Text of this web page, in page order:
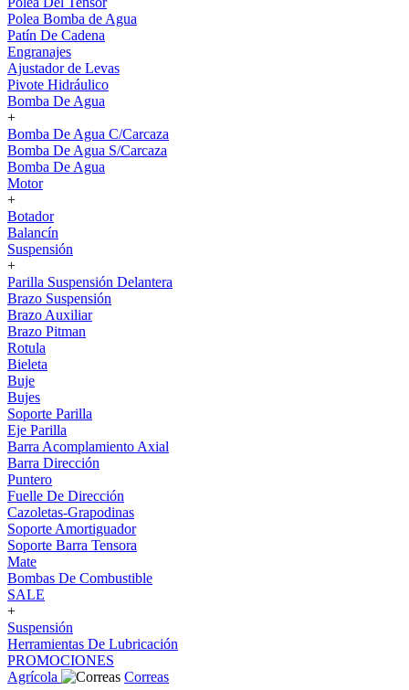
Polea Bomba de Agua
Patín De Cadena
Engranajes
Ajustador de Levas
Pivote Hidráulico
Bomba De Agua
+
Bomba De Agua C/Carcaza
Bomba De Agua S/Carcaza
Bomba De Agua
Motor
+
Botador
Balancín
Suspensión
+
Parilla Suspensión Delantera
Brazo Suspensión
Brazo Auxiliar
Brazo Pitman
Rotula
Bieleta
Buje
Bujes
Soporte Parilla
Eje Parilla
Barra Acomplamiento Axial
Barra Dirección
Puntero
Fuelle De Dirección
Cazoletas-Grapodinas
Soporte Amortiguador
Soporte Barra Tensora
Mate
Bombas De Combustible
SALE
+
Suspensión
Herramientas De Lubricación
PROMOCIONES
Agrícola
Correas